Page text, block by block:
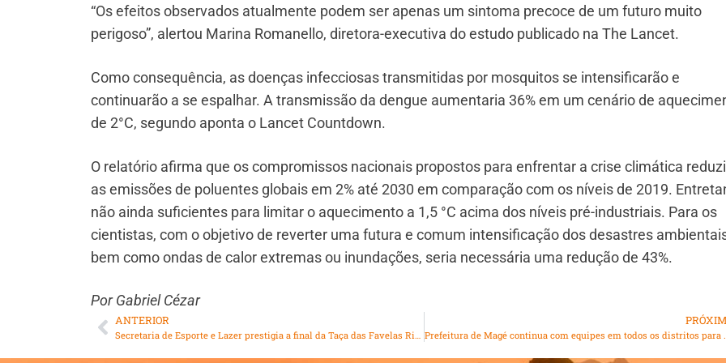
“Os efeitos observados atualmente podem ser apenas um sintoma precoce de um futuro muito
perigoso”, alertou Marina Romanello, diretora-executiva do estudo publicado na The Lancet.
Como consequência, as doenças infecciosas transmitidas por mosquitos se intensificarão e
continuarão a se espalhar. A transmissão da dengue aumentaria 36% em um cenário de
de 2°C, segundo aponta o Lancet Countdown.
O relatório afirma que os compromissos nacionais propostos para enfrentar a crise climática
as emissões de poluentes globais em 2% até 2030 em comparação com os níveis de 2019.
não ainda suficientes para limitar o aquecimento a 1,5 °C acima dos níveis pré-industriais. Para os
cientistas, com o objetivo de reverter uma futura e comum intensificação dos desastres
bem como ondas de calor extremas ou inundações, seria necessária uma redução de 43%.
Por Gabriel Cézar
ANTERIOR
Secretaria de Esporte e Lazer prestigia a final da Taça das Favelas Rio de Janeiro 2023, em Bangu Prefeitura de Magé continua